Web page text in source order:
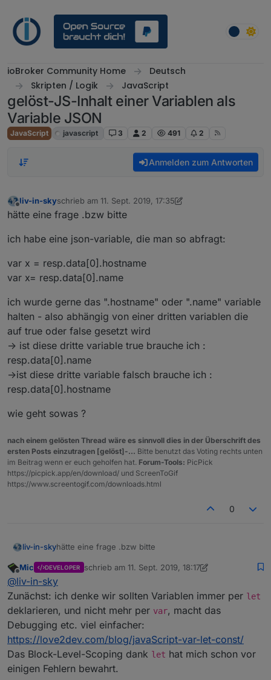
ioBroker Community Home
Deutsch
Skripten / Logik
JavaScript
gelöst-JS-Inhalt einer Variablen als
Variable JSON
JavaScript javascript 3 2 491 2
Anmelden zum Antworten
Offline
liv-in-skyschrieb am 11. Sept. 2019, 17:35
zuletzt editiert von liv-in-sky9. Nov. 2019, 20:29
hätte eine frage .bzw bitte
ich habe eine json-variable, die man so abfragt:
var x = resp.data[0].hostname
var x= resp.data[0].name
ich wurde gerne das ".hostname" oder ".name" variable
halten - also abhängig von einer dritten variablen die
auf true oder false gesetzt wird
-> ist diese dritte variable true brauche ich :
resp.data[0].name
->ist diese dritte variable falsch brauche ich :
resp.data[0].hostname
wie geht sowas ?
nach einem gelösten Thread wäre es sinnvoll dies in der Überschrift des
ersten Posts einzutragen [gelöst]-... Bitte benutzt das Voting rechts unten
im Beitrag wenn er euch geholfen hat. Forum-Tools: PicPick
https://picpick.app/en/download/ und ScreenToGif
https://www.screentogif.com/downloads.html
0
liv-in-skyhätte eine frage .bzw bitte
ich habe eine json-variable, die man so abfragt:
var x = resp.data[0].hostname
var x= resp.data[0].name
ich wurde gerne das ".hostname" oder ".name"
variable halten - also abhängig von einer dritten
variablen die auf true oder false gesetzt wird
-> ist diese dritte variable true brauche ich :
resp.data[0].name
->ist diese dritte variable falsch brauche ich :
wie geht sowas ?
Offline
Mic DEVELOPER schrieb am 11. Sept. 2019, 18:17
zuletzt editiert von Mic 9. Nov. 2019, 20:22
@liv-in-sky
Zunächst: ich denke wir sollten Variablen immer per let
deklarieren, und nicht mehr per var, macht das
Debugging etc. viel einfacher:
https://love2dev.com/blog/javaScript-var-let-const/
Das Block-Level-Scoping dank let hat mich schon vor
einigen Fehlern bewahrt.